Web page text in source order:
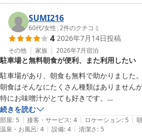
フロントクラーク
岩谷
ホテルルートイン弘前城東
2026-06-16
います。
定食の豊富なメニューや大盛りのご対応
の親切なサービスをお褒めいただき、大変
お客様の一つ一つのお声を励みに、今後
指してまいります。
この度はお忙しい中貴重なご感想をお寄
ざいました。
今後とも末永くお選びいただけるホテル
タッフ一丸となって力を尽くして参ります
またのお越しを心よりお待ち申し上げてお
ホテルルートイン弘前城東
フロントクラーク　馬渡
SUMI216
60代/女性 |2件のクチコミ
4 2026年7月14日投稿
その他 家族 2026年7月宿泊
駐車場と無料朝食が便利、また利用したい
駐車場があり、朝食も無料で助かりました。
朝食はそんなにたくさん種類はありません
特にお味噌汁がとても好きです。
お風呂は洗い場が4つで少し狭いです。でも
帰りに不要になった傘の処分をお願いしま
いました。
続きを読む
部屋: 5 | 接客・サービス: 4 | ロケーション: 5 |
温泉・お風呂: 4 | 設備: 4 | 清潔さ: 5